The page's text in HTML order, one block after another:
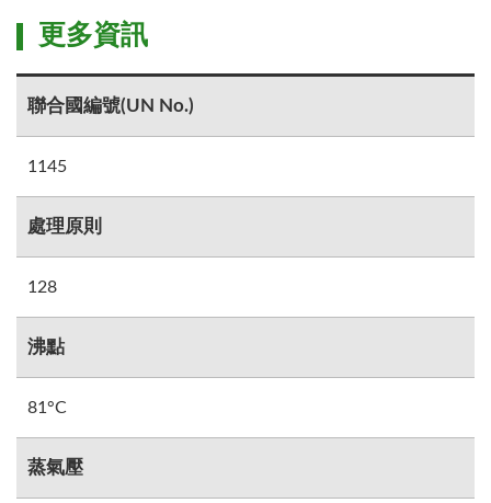
更多資訊
聯合國編號(UN No.)
1145
處理原則
128
沸點
81°C
蒸氣壓